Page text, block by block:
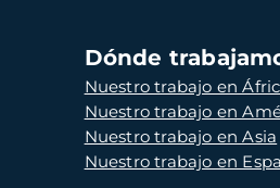
Dónde
Nuestro trabajo en
Nuestro trabajo en
Nuestro trabajo en Asia
Nuestro trabajo en